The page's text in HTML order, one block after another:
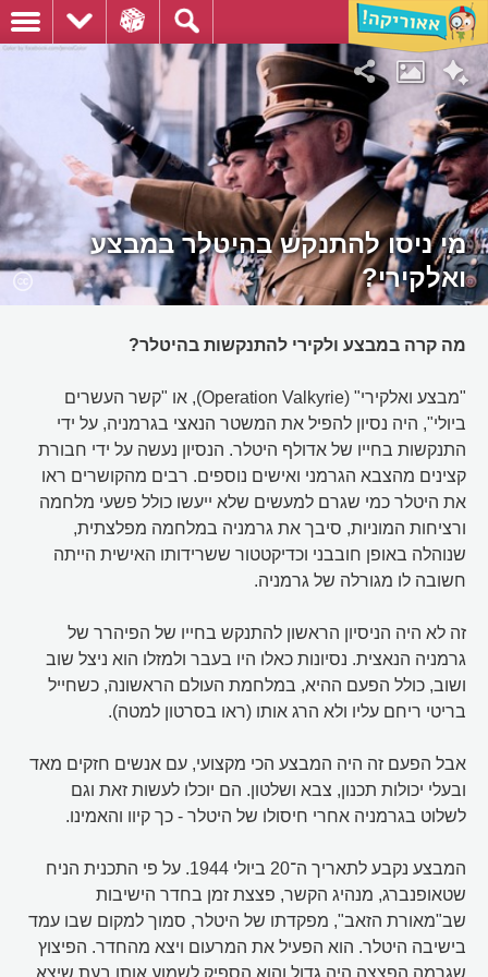
מי ניסו להתנקש בהיטלר במבצע
ואלקירי?
מה קרה במבצע ולקירי להתנקשות בהיטלר?
"מבצע ואלקירי" (Operation Valkyrie), או "קשר העשרים
ביולי", היה נסיון להפיל את המשטר הנאצי בגרמניה, על ידי
התנקשות בחייו של אדולף היטלר. הנסיון נעשה על ידי חבורת
קצינים מהצבא הגרמני ואישים נוספים. רבים מהקושרים ראו
את היטלר כמי שגרם למעשים שלא ייעשו כולל פשעי מלחמה
ורציחות המוניות, סיבך את גרמניה במלחמה מפלצתית,
שנוהלה באופן חובבני וכדיקטטור ששרידותו האישית הייתה
חשובה לו מגורלה של גרמניה.
זה לא היה הניסיון הראשון להתנקש בחייו של הפיהרר של
גרמניה הנאצית. נסיונות כאלו היו בעבר ולמזלו הוא ניצל שוב
ושוב, כולל הפעם ההיא, במלחמת העולם הראשונה, כשחייל
בריטי ריחם עליו ולא הרג אותו (ראו בסרטון למטה).
אבל הפעם זה היה המבצע הכי מקצועי, עם אנשים חזקים מאד
ובעלי יכולות תכנון, צבא ושלטון. הם יוכלו לעשות זאת וגם
לשלוט בגרמניה אחרי חיסולו של היטלר - כך קיוו והאמינו.
המבצע נקבע לתאריך ה־20 ביולי 1944. על פי התכנית הניח
שטאופנברג, מנהיג הקשר, פצצת זמן בחדר הישיבות
שב"מאורת הזאב", מפקדתו של היטלר, סמוך למקום שבו עמד
בישיבה היטלר. הוא הפעיל את המרעום ויצא מהחדר. הפיצוץ
שגרמה הפצצה היה גדול והוא הספיק לשמוע אותו בעת שיצא